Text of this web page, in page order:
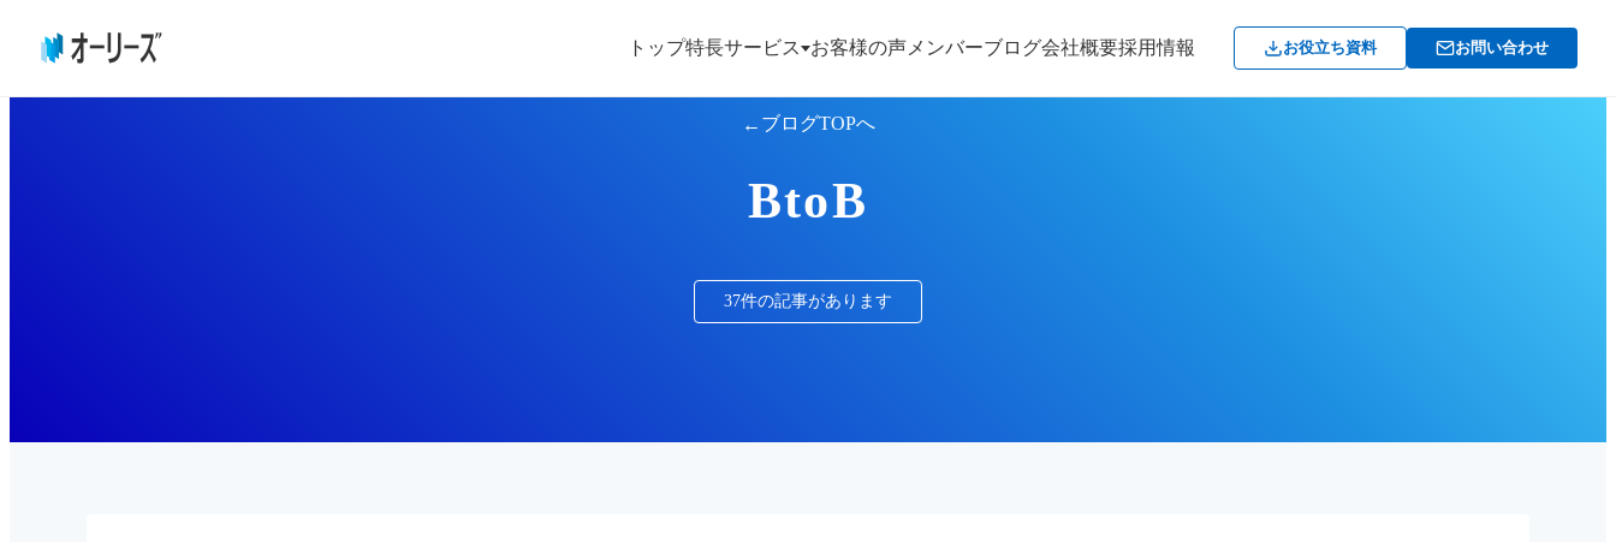
トップ特長サービス お客様の声 メンバーブログ会社概要採用情報 お役立ち資料 お問い合わせ
ブログTOPへ
BtoB
37件の記事があります